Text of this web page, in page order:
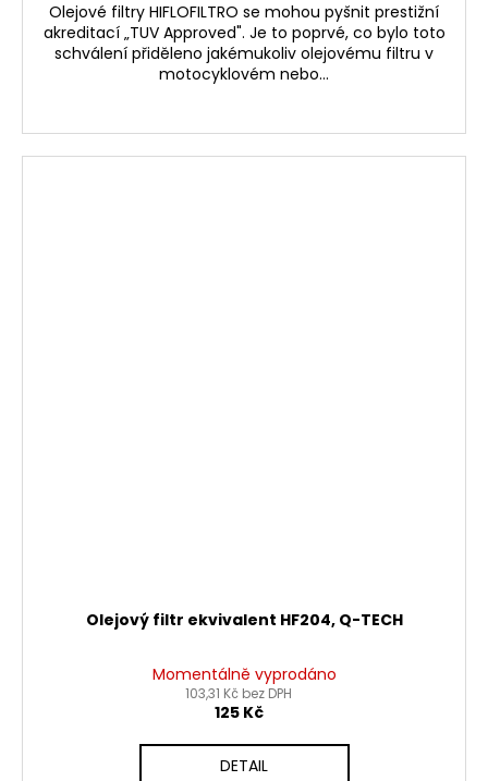
Olejové filtry HIFLOFILTRO se mohou pyšnit prestižní
akreditací „TUV Approved". Je to poprvé, co bylo toto
schválení přiděleno jakémukoliv olejovému filtru v
motocyklovém nebo...
Olejový filtr ekvivalent HF204, Q-TECH
Momentálně vyprodáno
103,31 Kč bez DPH
125 Kč
DETAIL